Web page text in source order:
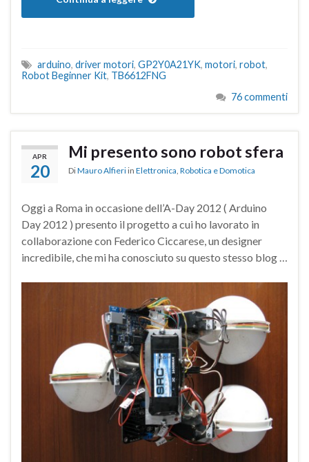
arduino, driver motori, GP2Y0A21YK, motori, robot,
Robot Beginner Kit, TB6612FNG
76 commenti
APR
20
Mi presento sono robot sfera
DiMauro Alfieri in Elettronica Robotica e Domotica
Oggi a Roma in occasione dell’A-Day 2012 ( Arduino
Day 2012 ) presento il progetto a cui ho lavorato in
collaborazione con Federico Ciccarese, un designer
incredibile, che mi ha conosciuto su questo stesso blog …